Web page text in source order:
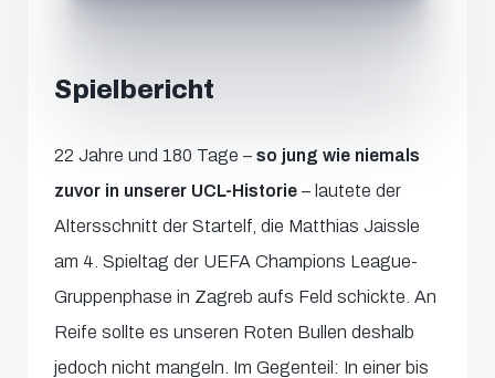
Spielbericht
22 Jahre und 180 Tage –so jung wie niemals
zuvor in unserer UCL-Historie – lautete der
Altersschnitt der Startelf, die Matthias Jaissle
am 4. Spieltag der UEFA Champions League-
Gruppenphase in Zagreb aufs Feld schickte. An
Reife sollte es unseren Roten Bullen deshalb
jedoch nicht mangeln. Im Gegenteil: In einer bis